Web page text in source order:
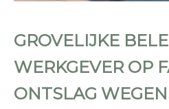
GROVELIJKE
WERKGEVER OP
ONTSLAG